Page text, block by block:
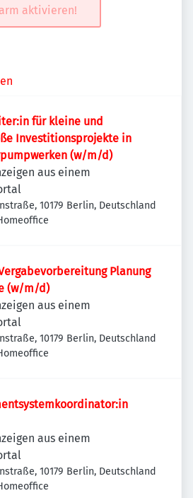
aktivieren!
für kleine und
Investitionsprojekte in
(w/m/d)
aus einem
10179 Berlin, Deutschland
Planung
(w/m/d)
aus einem
10179 Berlin, Deutschland
aus einem
10179 Berlin, Deutschland